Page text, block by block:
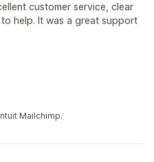
customer service, clear
help. It was a great support
Mailchimp.